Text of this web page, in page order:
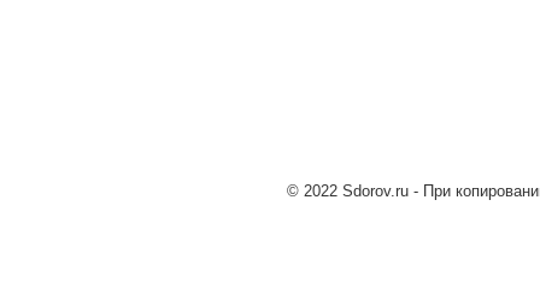
© 2022 Sdorov.ru - При